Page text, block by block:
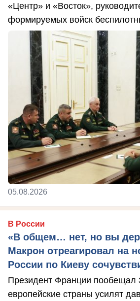
«Центр» и «Восток»,
формируемых войск
05.08.2026
В России
«В общем… нет, но вы
Макрон отреагировал на
России по Киеву
Президент Франции пообещал
европейские страны усилят